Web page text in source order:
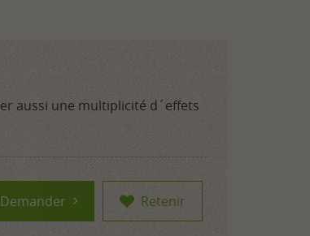
aussi une multiplicité d´effets
Demander Retenir